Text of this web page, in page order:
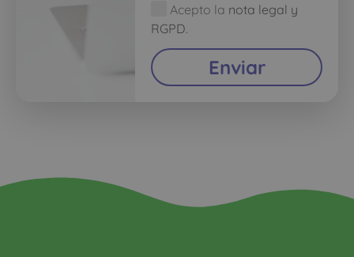
Acepto la nota legal y
RGPD.
Enviar